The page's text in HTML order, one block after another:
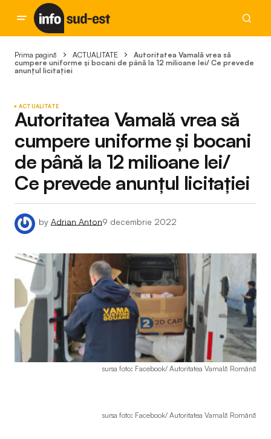
Prima pagină ACTUALITATE
Autoritatea Vamală vrea să
cumpere uniforme și bocani de până la 12 milioane lei/ Ce prevede
anunțul licitației
ACTUALITATE
Autoritatea Vamală vrea să
cumpere uniforme și bocani
de până la 12 milioane lei/
Ce prevede anunțul licitației
by Adrian Anton9 decembrie 2022
sursa foto: Facebook/ Autoritatea Vamală Română
sursa foto: Facebook/ Autoritatea Vamală Română